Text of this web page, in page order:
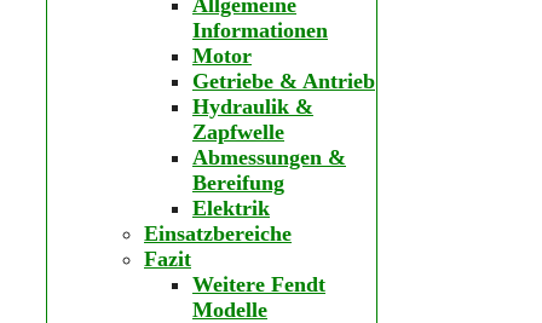
Informationen
Motor
Getriebe & Antrieb
Hydraulik &
Zapfwelle
Abmessungen &
Bereifung
Elektrik
Einsatzbereiche
Fazit
Weitere Fendt
Modelle